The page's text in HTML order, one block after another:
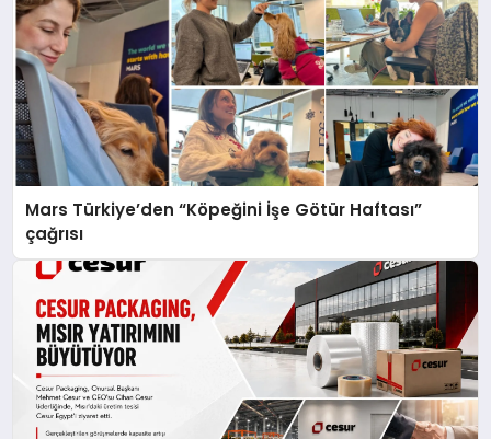
Mars Türkiye’den “Köpeğini İşe Götür Haftası”
çağrısı